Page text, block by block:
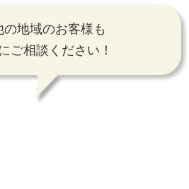
の地域のお客様も
ご相談ください！